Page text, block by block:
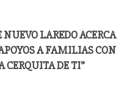
NUEVO LAREDO ACERCA
A FAMILIAS CON
CERQUITA DE TI”